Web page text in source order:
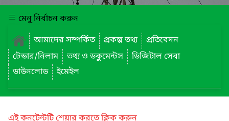
মেনু নির্বাচন করুন
আমাদের সম্পর্কিত
প্রকল্প তথ্য
প্রতিবেদন
টেন্ডার/নিলাম
তথ্য ও ডকুমেন্টস
ডিজিটাল সেবা
ডাউনলোড
ইমেইল
এই কনটেন্টটি শেয়ার করতে ক্লিক করুন